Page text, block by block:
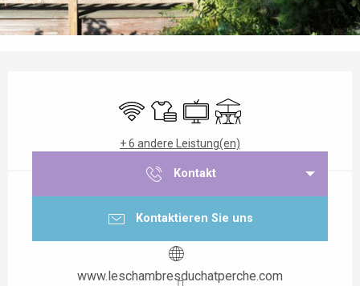
Wi-Fi Bettwäsche und Laken
Fernsehen
Terrasse
+ 6 andere Leistung(en)
Kontakt
Kontaktieren Sie uns
www.leschambresduchatperche.com